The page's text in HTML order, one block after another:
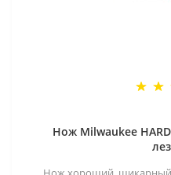
Нож Milwaukee